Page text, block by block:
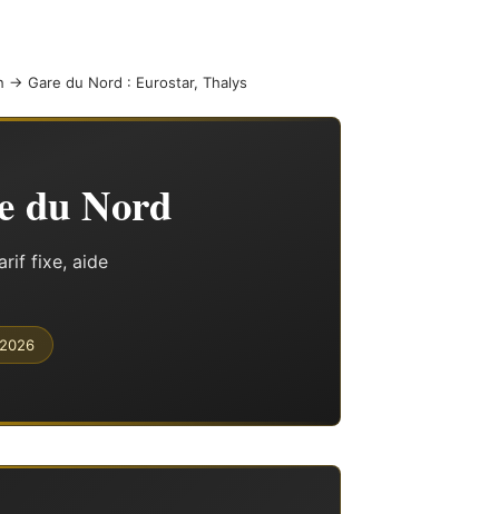
→ Gare du Nord : Eurostar, Thalys
du Nord
fixe, aide